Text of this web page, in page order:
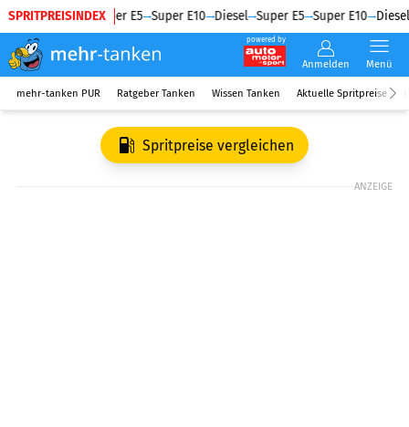
SPRITPREISINDEX
Diesel Super E5 Super E10 Diesel Super E5 Super E10 Diesel
powered by
Anmelden Menü
mehr-tanken PUR Ratgeber Tanken Wissen Tanken Aktuelle Spritpreise
Spritpreise vergleichen
ANZEIGE